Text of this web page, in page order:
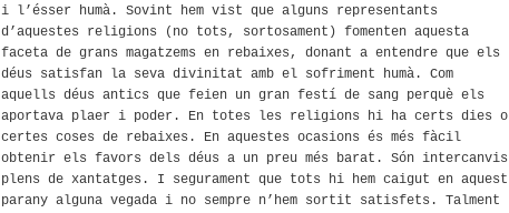
i l’ésser humà. Sovint hem vist que alguns representants
d’aquestes religions
(no tots, sortosament) fomenten aquesta
faceta de grans magatzems en rebaixes, donant a entendre que els
déus satisfan la seva divinitat amb el sofriment humà. Com
aquells déus antics que feien un gran festí de sang perquè els
aportava plaer i poder. En totes les religions hi ha certs dies o
certes coses de rebaixes. En aquestes ocasions és més fàcil
obtenir els favors dels déus a un preu més barat. Són intercanvis
plens de xantatges. I segurament que tots hi hem caigut en aquest
parany alguna vegada i no sempre n’hem sortit satisfets. Talment